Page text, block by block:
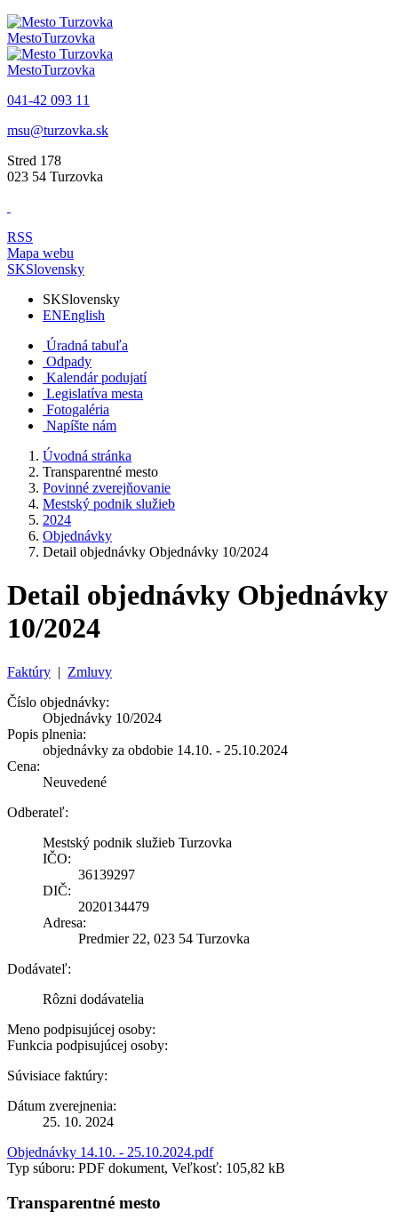
MestoTurzovka
MestoTurzovka
041-42 093 11
msu@turzovka.sk
Stred 178
023 54 Turzovka
RSS
Mapa webu
SKSlovensky
SKSlovensky
ENEnglish
Úradná tabuľa
Odpady
Kalendár podujatí
Legislatíva mesta
Fotogaléria
Napíšte nám
Úvodná stránka
Transparentné mesto
Povinné zverejňovanie
Mestský podnik služieb
2024
Objednávky
Detail objednávky Objednávky 10/2024
Detail objednávky Objednávky
10/2024
Faktúry | Zmluvy
Číslo objednávky:
Objednávky 10/2024
Popis plnenia:
objednávky za obdobie 14.10. - 25.10.2024
Cena:
Neuvedené
Odberateľ:
Mestský podnik služieb Turzovka
IČO:
36139297
DIČ:
2020134479
Adresa:
Predmier 22, 023 54 Turzovka
Dodávateľ:
Rôzni dodávatelia
Meno podpisujúcej osoby:
Funkcia podpisujúcej osoby:
Súvisiace faktúry:
Dátum zverejnenia:
25. 10. 2024
Objednávky 14.10. - 25.10.2024.pdf
Typ súboru: PDF dokument, Veľkosť: 105,82 kB
Transparentné mesto